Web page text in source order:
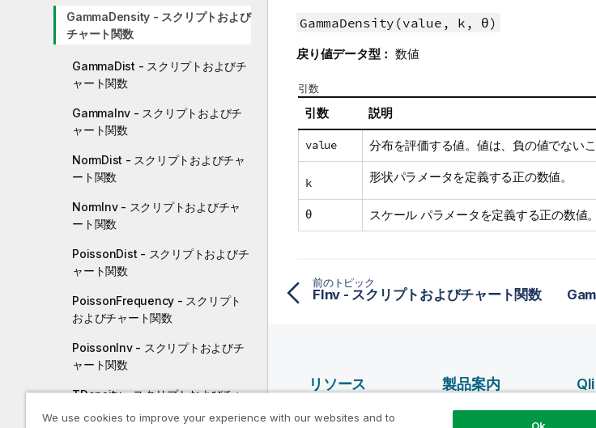
GammaDensity - スクリプトおよび
チャート関数
GammaDist - スクリプトおよびチ
ャート関数
GammaInv - スクリプトおよびチ
ャート関数
NormDist - スクリプトおよびチャ
ート関数
NormInv - スクリプトおよびチャ
ート関数
PoissonDist - スクリプトおよびチ
ャート関数
PoissonFrequency - スクリプト
およびチャート関数
PoissonInv - スクリプトおよびチ
ャート関数
TDensity - スクリプトおよびチャ
ート関数
GammaDensity(value, k, θ)
戻り値データ型： 数値
引数
引数 説明
value 分布を評価する値。値は、負の値でないこ
k 形状パラメータを定義する正の数値。
θ スケール パラメータを定義する正の数値。
前のトピック
FInv - スクリプトおよびチャート関数
リソース
Qlik ヘルプ ビデオ
製品案内
データ統合とデータ
We use cookies to improve your experience with our websites and to